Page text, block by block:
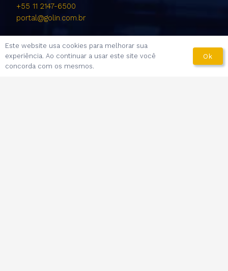
+55 11 2147-6500
portal@golin.com.br
Entrada através da portaria da
Rua Urucuí, 260
Este website usa cookies para melhorar sua
experiência. Ao continuar a usar este site você
concorda com os mesmos.
Ok